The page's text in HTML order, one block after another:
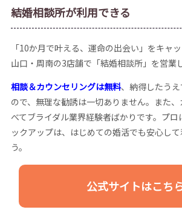
結婚相談所が利用できる
「10か月で叶える、運命の出会い」をキャ
山口・周南の3店舗で「結婚相談所」を営業
相談＆カウンセリングは無料、納得したう
ので、無理な勧誘は一切ありません。また
べてブライダル業界経験者ばかりです。プ
ックアップは、はじめての婚活でも安心し
う。
公式サイトはこち